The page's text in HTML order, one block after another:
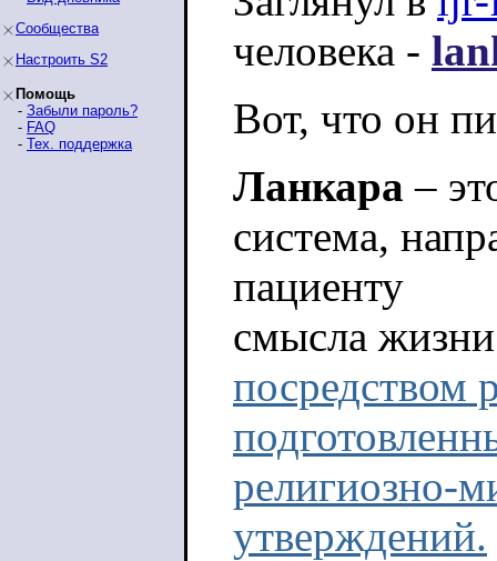
Сообщества
Настроить S2
Помощь
- Забыли пароль?
- FAQ
- Тех. поддержка
человека -
Вот, что он
Ланкара –
система,
пациенту
смысла
посредством
религиозно-
утверждений.